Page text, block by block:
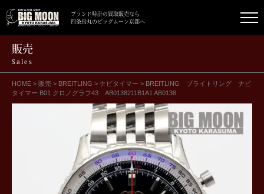
ブランド時計の買取販売なら
四条烏丸のビッグムーン京都へ
販売
Sales
HOME > 販売 > BREITLING > ナビタイマー > BREITLING ブライトリング ナビ
タイマー B01 クロノグラフ43 AB0138211B1A1 AB0138